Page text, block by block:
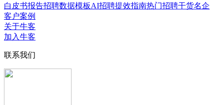
白皮书报告招聘数据模板AI招聘提效指南热门招聘干货名企
客户案例
关于牛客
加入牛客
联系我们